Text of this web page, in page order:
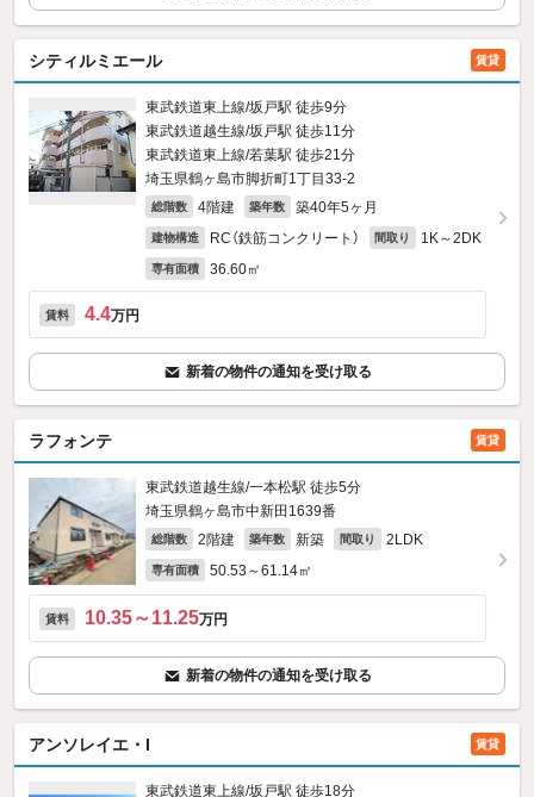
シティルミエール 賃貸
東武鉄道東上線/坂戸駅 徒歩9分
東武鉄道越生線/坂戸駅 徒歩11分
東武鉄道東上線/若葉駅 徒歩21分
埼玉県鶴ヶ島市脚折町1丁目33-2
総階数 4階建 築年数 築40年5ヶ月
建物構造 RC（鉄筋コンクリート） 間取り 1K～2DK
専有面積 36.60㎡
賃料 4.4万円
新着の物件の通知を受け取る
ラフォンテ 賃貸
東武鉄道越生線/一本松駅 徒歩5分
埼玉県鶴ヶ島市中新田1639番
総階数 2階建 築年数 新築 間取り 2LDK
専有面積 50.53～61.14㎡
賃料 10.35～11.25万円
新着の物件の通知を受け取る
アンソレイエ・I 賃貸
東武鉄道東上線/坂戸駅 徒歩18分